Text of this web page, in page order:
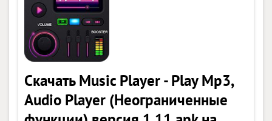
Скачать Music Player - Play Mp3,
Audio Player (Неограниченные